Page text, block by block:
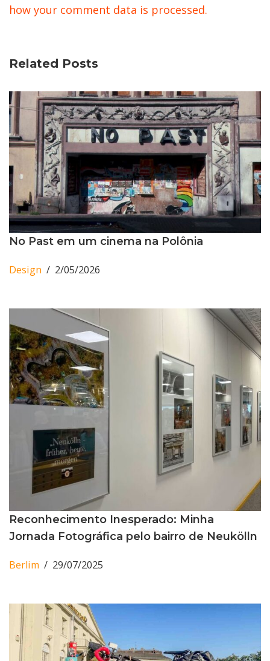
how your comment data is processed.
Related Posts
No Past em um cinema na Polônia
Design 2/05/2026
Reconhecimento Inesperado: Minha
Jornada Fotográfica pelo bairro de Neukölln
Berlim 29/07/2025